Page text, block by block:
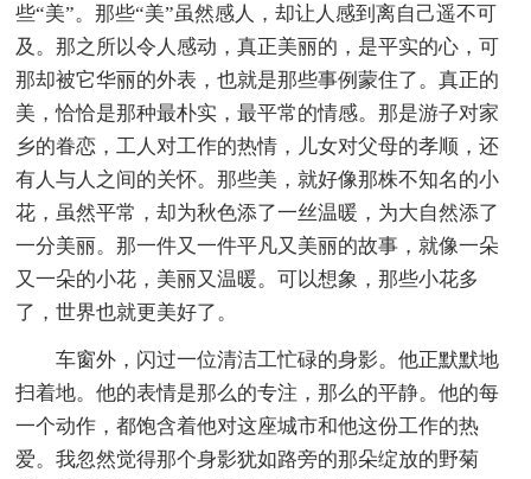
些“美”。那些“美”虽然感人，却让人感到离自己遥不可
及。那之所以令人感动，真正美丽的，是平实的心，可
那却被它华丽的外表，也就是那些事例蒙住了。真正的
美，恰恰是那种最朴实，最平常的情感。那是游子对家
乡的眷恋，工人对工作的热情，儿女对父母的孝顺，还
有人与人之间的关怀。那些美，就好像那株不知名的小
花，虽然平常，却为秋色添了一丝温暖，为大自然添了
一分美丽。那一件又一件平凡又美丽的故事，就像一朵
又一朵的小花，美丽又温暖。可以想象，那些小花多
了，世界也就更美好了。
车窗外，闪过一位清洁工忙碌的身影。他正默默地
扫着地。他的表情是那么的专注，那么的平静。他的每
一个动作，都饱含着他对这座城市和他这份工作的热
爱。我忽然觉得那个身影犹如路旁的那朵绽放的野菊